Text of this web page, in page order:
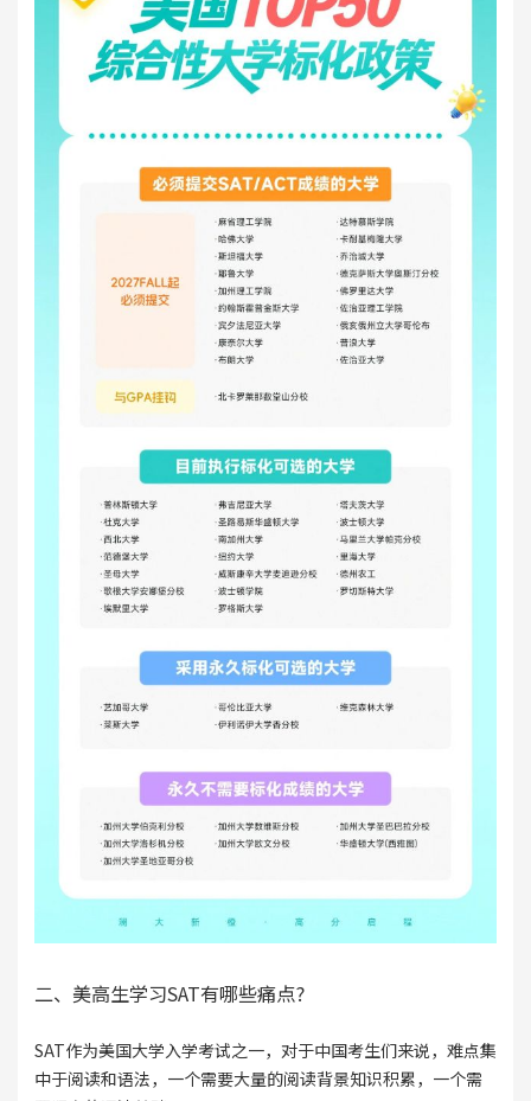
二、美高生学习SAT有哪些痛点?
SAT作为美国大学入学考试之一，对于中国考生们来说，难点集
中于阅读和语法，一个需要大量的阅读背景知识积累，一个需